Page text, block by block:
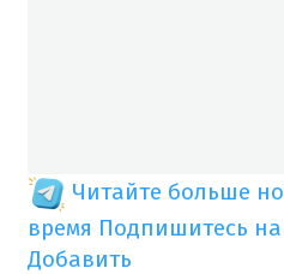
Читайте больше
время Подпишитесь
Добавить